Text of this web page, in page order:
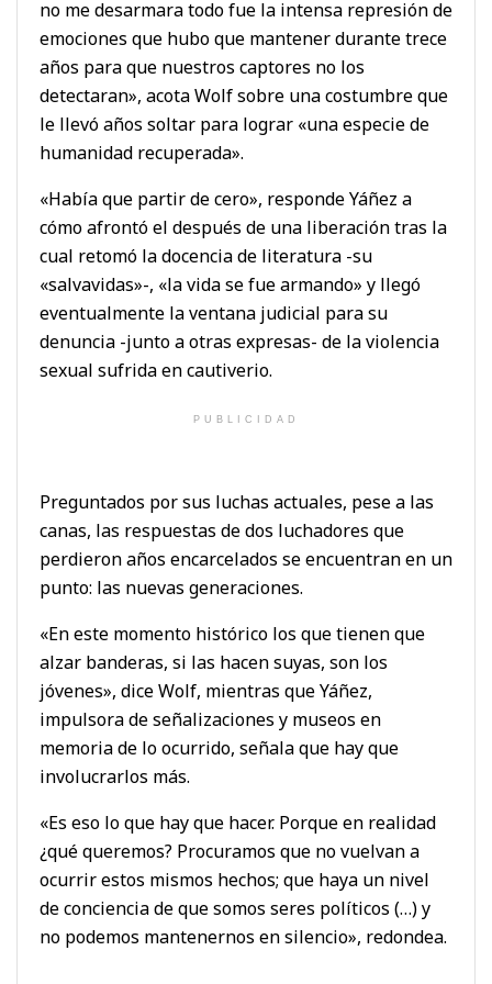
no me desarmara todo fue la intensa represión de
emociones que hubo que mantener durante trece
años para que nuestros captores no los
detectaran», acota Wolf sobre una costumbre que
le llevó años soltar para lograr «una especie de
humanidad recuperada».
«Había que partir de cero», responde Yáñez a
cómo afrontó el después de una liberación tras la
cual retomó la docencia de literatura -su
«salvavidas»-, «la vida se fue armando» y llegó
eventualmente la ventana judicial para su
denuncia -junto a otras expresas- de la violencia
sexual sufrida en cautiverio.
PUBLICIDAD
Preguntados por sus luchas actuales, pese a las
canas, las respuestas de dos luchadores que
perdieron años encarcelados se encuentran en un
punto: las nuevas generaciones.
«En este momento histórico los que tienen que
alzar banderas, si las hacen suyas, son los
jóvenes», dice Wolf, mientras que Yáñez,
impulsora de señalizaciones y museos en
memoria de lo ocurrido, señala que hay que
involucrarlos más.
«Es eso lo que hay que hacer. Porque en realidad
¿qué queremos? Procuramos que no vuelvan a
ocurrir estos mismos hechos; que haya un nivel
de conciencia de que somos seres políticos (…) y
no podemos mantenernos en silencio», redondea.